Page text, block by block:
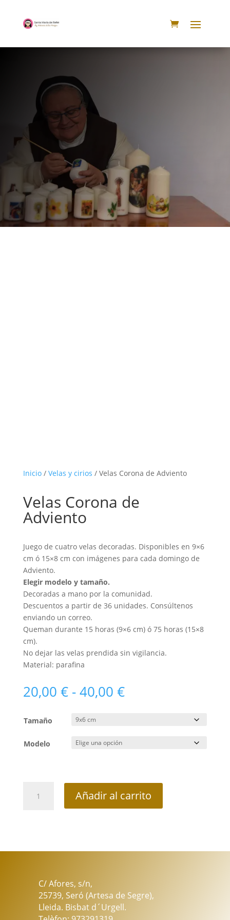
Inicio/ Velas y cirios / Velas Corona de Adviento
Velas Corona de
Adviento
Juego de cuatro velas decoradas. Disponibles en 9×6
cm ó 15×8 cm con imágenes para cada domingo de
Adviento.
Elegir modelo y tamaño.
Decoradas a mano por la comunidad.
Descuentos a partir de 36 unidades. Consúltenos
enviando un correo.
Queman durante 15 horas (9×6 cm) ó 75 horas (15×8
cm).
No dejar las velas prendida sin vigilancia.
Material: parafina
20,00 € - 40,00 €Rango
de
Tamaño
Modelo
Corona
Añadir al carrito
C/ Afores, s/n,
25739, Seró (Artesa de Segre),
Lleida. Bisbat d´Urgell.